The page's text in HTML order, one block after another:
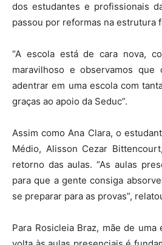
dos estudantes e profissionais
passou por reformas na estrutura
“A escola está de cara nova,
maravilhoso e observamos
adentrar em uma escola com
graças ao apoio da Seduc”.
Assim como Ana Clara, o
Médio, Alisson Cezar
retorno das aulas. “As aulas
para que a gente consiga
se preparar para as provas”,
Para Rosicleia Braz, mãe de uma